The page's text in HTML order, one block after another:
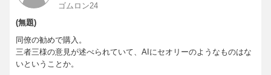
本書は、深津貴之さん、古川健介（けんすう）さん、尾原和啓さ
んと、異なる分野で活躍する3人が、それぞれの「AI:heavy_multi
計」、けんすう流「ゲームをずらす視点」、尾原流「信頼を複利
で増やす仕組み」など、どれか１つ読むだけでも、視点が変わり
ゴムロン24
(無題)
同僚の勧めで購入。
三者三様の意見が述べられていて、AIにセオリーのようなものはな
いということか。